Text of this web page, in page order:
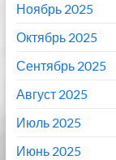
Ноябрь 2025
Октябрь 2025
Сентябрь 2025
Август 2025
Июль 2025
Июнь 2025